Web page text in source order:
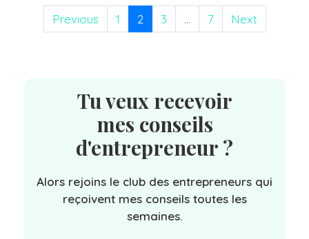
Previous 1 2 3 ... 7 Next
Tu veux recevoir
mes conseils
d'entrepreneur ?
Alors rejoins le club des entrepreneurs qui
reçoivent mes conseils toutes les
semaines.